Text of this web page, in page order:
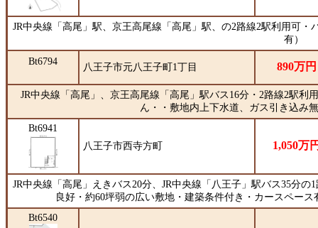
JR中央線「高尾」駅、京王高尾線「高尾」駅、の2路線2駅利用可
有）
Bt6794
八王子市元八王子町1丁目 890万円
JR中央線「高尾」、京王高尾線「高尾」駅バス16分・2路線2駅
ん・・敷地内上下水道、ガス引き込み
Bt6941
八王子市西寺方町
1,050万
JR中央線「高尾」えきバス20分、JR中央線「八王子」駅バス35分
良好・約60坪弱の広い敷地・建築条件付き・カースペー
Bt6540